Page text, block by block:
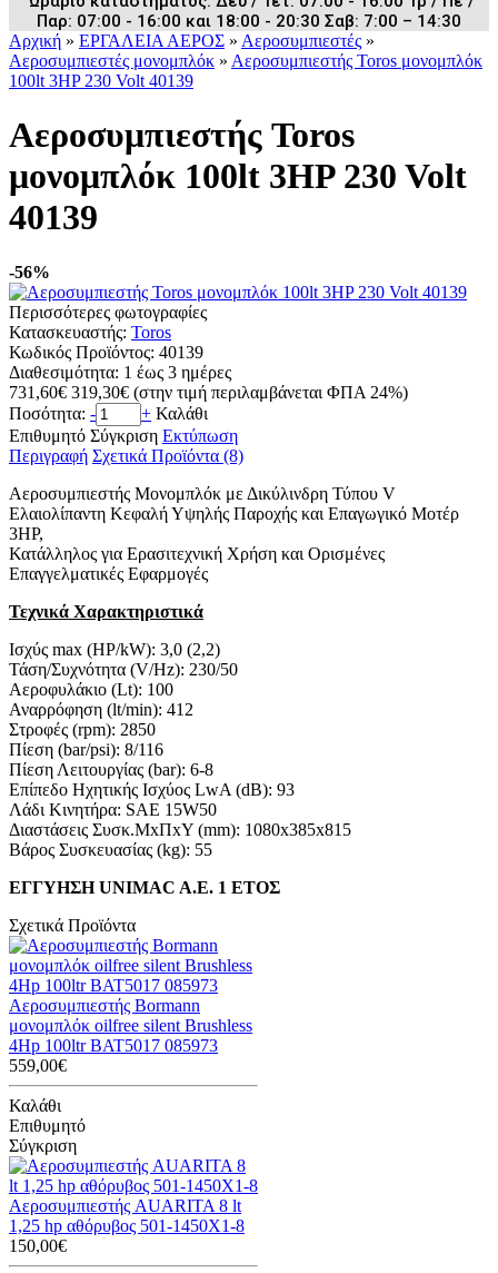
Παρ: 07:00 - 16:00 και 18:00 - 20:30 Σαβ: 7:00 – 14:30
Αρχική » ΕΡΓΑΛΕΙΑ ΑΕΡΟΣ » Αεροσυμπιεστές »
Αεροσυμπιεστές μονομπλόκ » Αεροσυμπιεστής Toros μονομπλόκ
100lt 3HP 230 Volt 40139
Αεροσυμπιεστής Toros
μονομπλόκ 100lt 3HP 230 Volt
40139
-56%
Περισσότερες φωτογραφίες
Κατασκευαστής: Toros
Κωδικός Προϊόντος: 40139
Διαθεσιμότητα: 1 έως 3 ημέρες
731,60€ 319,30€ (στην τιμή περιλαμβάνεται ΦΠΑ 24%)
Ποσότητα: - + Καλάθι
Επιθυμητό Σύγκριση Εκτύπωση
Περιγραφή Σχετικά Προϊόντα (8)
Αεροσυμπιεστής Μονομπλόκ με Δικύλινδρη Τύπου V
Ελαιολίπαντη Κεφαλή Υψηλής Παροχής και Επαγωγικό Μοτέρ
3HP,
Κατάλληλος για Ερασιτεχνική Χρήση και Ορισμένες
Επαγγελματικές Εφαρμογές
Τεχνικά Χαρακτηριστικά
Ισχύς max (HP/kW): 3,0 (2,2)
Τάση/Συχνότητα (V/Hz): 230/50
Αεροφυλάκιο (Lt): 100
Αναρρόφηση (lt/min): 412
Στροφές (rpm): 2850
Πίεση (bar/psi): 8/116
Πίεση Λειτουργίας (bar): 6-8
Επίπεδο Ηχητικής Ισχύος LwA (dB): 93
Λάδι Κινητήρα: SAE 15W50
Διαστάσεις Συσκ.ΜxΠxΥ (mm): 1080x385x815
Βάρος Συσκευασίας (kg): 55
ΕΓΓΥΗΣΗ UNIMAC A.E. 1 ΕΤΟΣ
Σχετικά Προϊόντα
Αεροσυμπιεστής Bormann
μονομπλόκ oilfree silent Brushless
4Hp 100ltr BAT5017 085973
559,00€
Καλάθι
Επιθυμητό
Σύγκριση
Αεροσυμπιεστής AUARITA 8 lt
1,25 hp αθόρυβος 501-1450X1-8
150,00€